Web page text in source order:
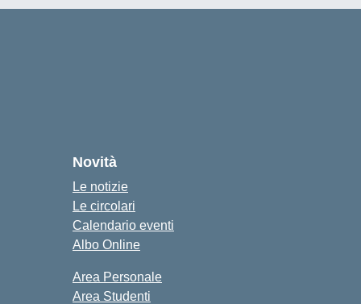
Novità
Le notizie
Le circolari
Calendario eventi
Albo Online
Area Personale
Area Studenti